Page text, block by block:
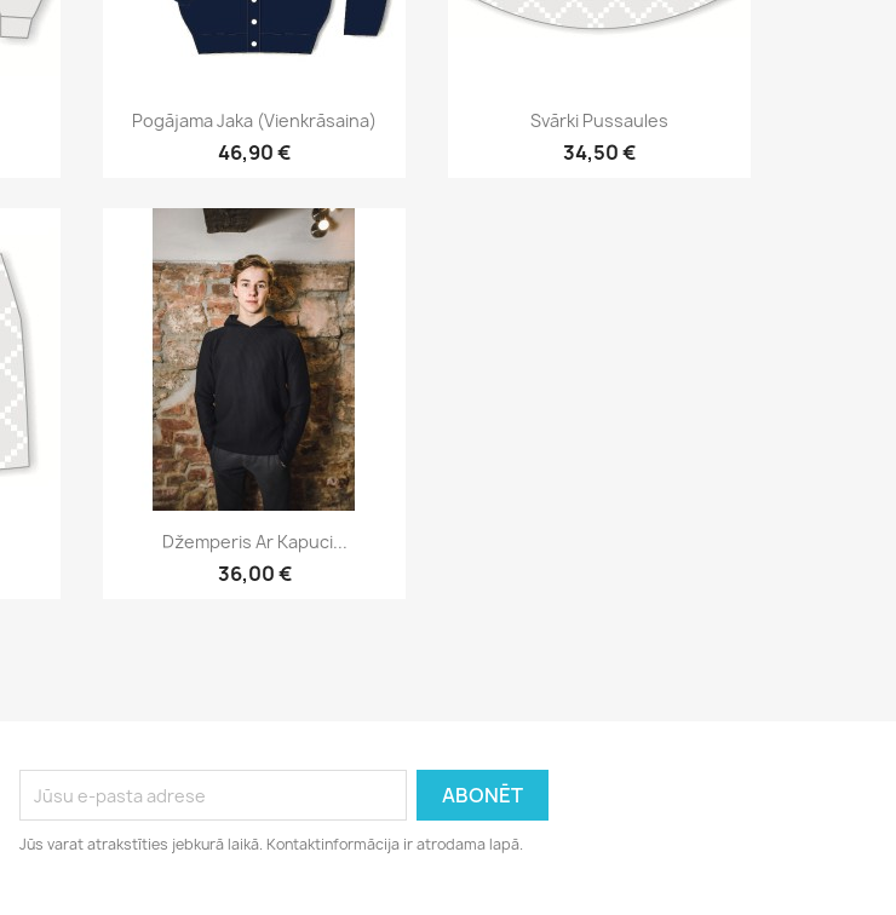
 Īss ieskats
Pogājama Jaka (vienkrāsaina)
46,90 €
Īss ieskats
Svārki Pussaules
34,50 €
Īss ieskats
Džemperis Ar Kapuci...
36,00 €
Jūs varat atrakstīties jebkurā laikā. Kontaktinformācija ir atrodama lapā.